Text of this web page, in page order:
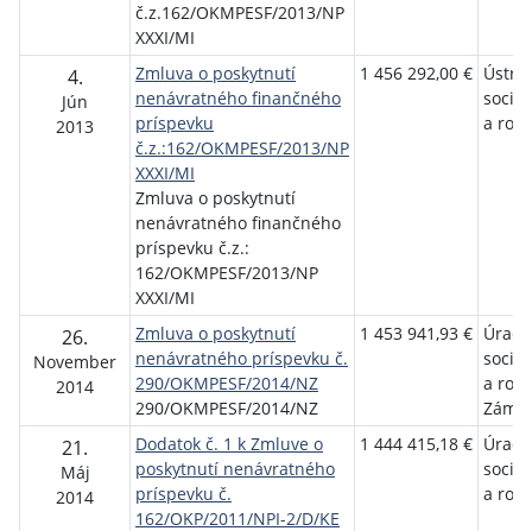
č.z.162/OKMPESF/2013/NP
XXXI/MI
4.
Jún
2013
Zmluva o poskytnutí
nenávratného finančného
príspevku
č.z.:162/OKMPESF/2013/NP
XXXI/MI
Zmluva o poskytnutí
nenávratného finančného
príspevku č.z.:
162/OKMPESF/2013/NP
XXXI/MI
1 456 292,00 €
a
26.
November
2014
Zmluva o poskytnutí
nenávratného príspevku č.
290/OKMPESF/2014/NZ
290/OKMPESF/2014/NZ
1 453 941,93 € Úrad
a
21.
Máj
2014
Dodatok č. 1 k Zmluve o
poskytnutí nenávratného
príspevku č.
162/OKP/2011/NPI-2/D/KE
1 444 415,18 € Úrad
a